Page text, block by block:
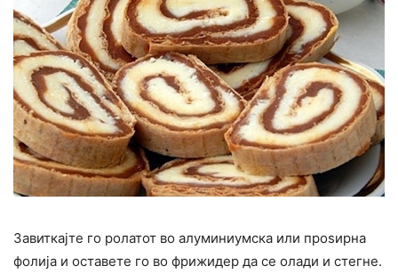
Завиткајте го ролатот во алуминиумска или проѕирна
фолија и оставете го во фрижидер да се олади и стегне.